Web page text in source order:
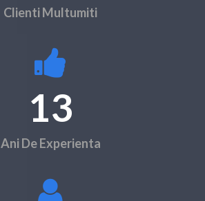
Clienti Multumiti
13
Ani De Experienta